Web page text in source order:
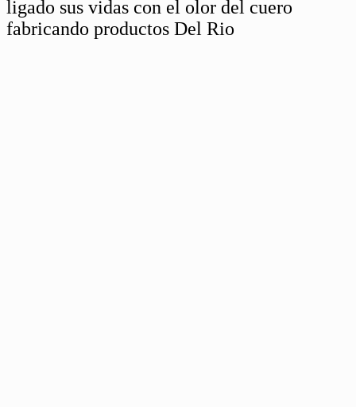
ligado sus vidas con el olor del cuero
fabricando productos Del Rio